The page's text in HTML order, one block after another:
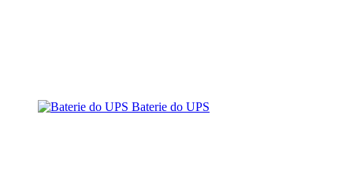
Baterie do UPS